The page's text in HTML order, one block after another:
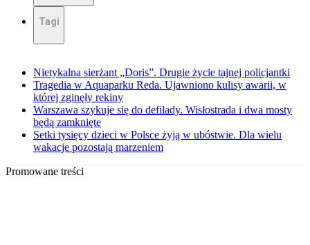
Tagi
Nietykalna sierżant „Doris”. Drugie życie tajnej policjantki
Tragedia w Aquaparku Reda. Ujawniono kulisy awarii, w
której zginęły rekiny
Warszawa szykuje się do defilady. Wisłostrada i dwa mosty
będą zamknięte
Setki tysięcy dzieci w Polsce żyją w ubóstwie. Dla wielu
wakacje pozostają marzeniem
Promowane treści